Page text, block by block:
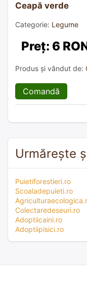
Ceapă verde
Categorie: Legume
Preț: 6
Produs și vândut de:
Comandă
Urmărește
Puietiforestieri.ro
Scoaladepuieti.ro
Colectaredeseuri.ro
Adoptiicaini.ro
Adoptiipisici.ro